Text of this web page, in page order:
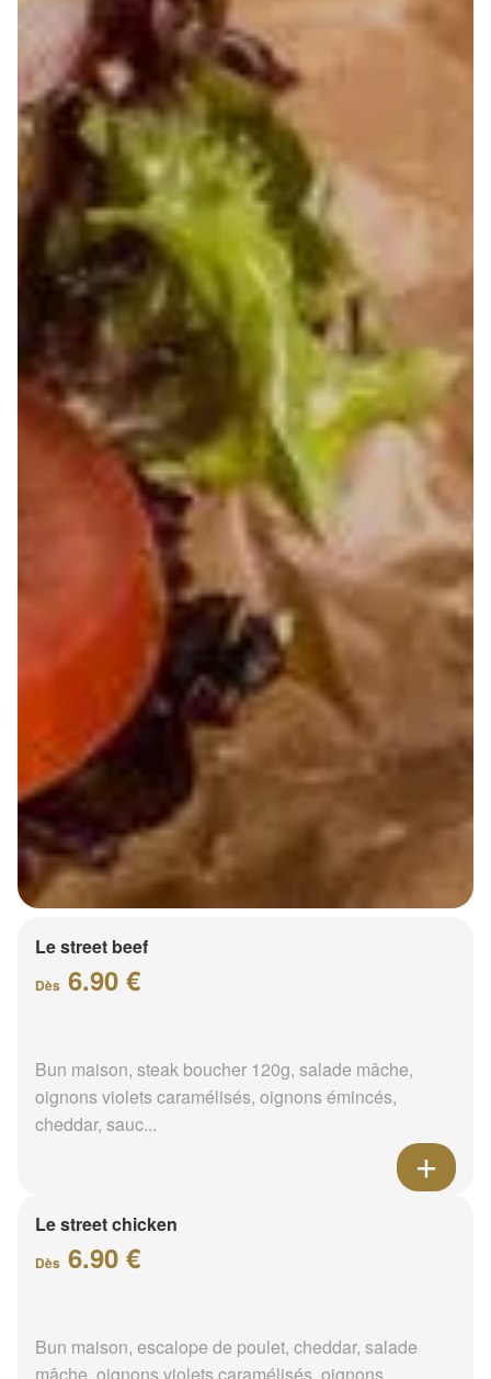
Le street beef
Dès 6.90 €
Bun maison, steak boucher 120g, salade mâche,
oignons violets caramélisés, oignons émincés,
cheddar, sauc...
Le street chicken
Dès 6.90 €
Bun maison, escalope de poulet, cheddar, salade